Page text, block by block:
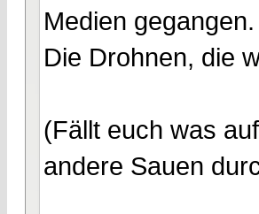
Medien gegangen.
Die Drohnen, die
(Fällt euch was
andere Sauen